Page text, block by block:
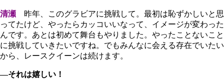
清瀬 昨年、このグラビアに挑戦して。最初は恥ずかしいと思
ってたけど、やったらカッコいいなって、イメージが変わった
んです。あとは初めて舞台もやりました。やったことないこと
に挑戦していきたいですね。でもみんなに会える存在でいたい
から、レースクイーンは続けます。
―それは嬉しい！